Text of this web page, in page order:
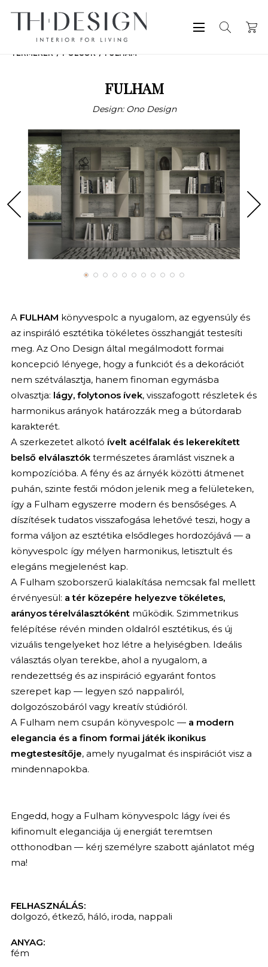
TERMÉKEK POLCOK FULHAM
FULHAM
Design: Ono Design
A FULHAM könyvespolc a nyugalom, az egyensúly és
az inspiráló esztétika tökéletes összhangját testesíti
meg. Az Ono Design által megálmodott formai
koncepció lényege, hogy a funkciót és a dekorációt
nem szétválasztja, hanem finoman egymásba
olvasztja: lágy, folytonos ívek, visszafogott részletek és
harmonikus arányok határozzák meg a bútordarab
karakterét.
A szerkezetet alkotó ívelt acélfalak és lekerekített
belső elválasztóktermészetes áramlást visznek a
kompozícióba. A fény és az árnyék közötti átmenet
puhán, szinte festői módon jelenik meg a felületeken,
így a Fulham egyszerre modern és bensőséges. A
díszítések tudatos visszafogása lehetővé teszi, hogy a
forma váljon az esztétika elsődleges hordozójává — a
könyvespolc így mélyen harmonikus, letisztult és
elegáns megjelenést kap.
A Fulham szoborszerű kialakítása nemcsak fal mellett
érvényesül: a tér közepére helyezve tökéletes,
arányos térelválasztókéntműködik. Szimmetrikus
felépítése révén minden oldalról esztétikus, és új
vizuális tengelyeket hoz létre a helyiségben. Ideális
választás olyan terekbe, ahol a nyugalom, a
rendezettség és az inspiráció egyaránt fontos
szerepet kap — legyen szó nappaliról,
dolgozószobáról vagy kreatív stúdióról.
A Fulham nem csupán könyvespolc — a modern
elegancia és a finom formai játék ikonikus
megtestesítője, amely nyugalmat és inspirációt visz a
mindennapokba.
Engedd, hogy a Fulham könyvespolc lágy ívei és
kifinomult eleganciája új energiát teremtsen
otthonodban — kérj személyre szabott ajánlatot még
ma!
FELHASZNÁLÁS:
dolgozó, étkező, háló, iroda, nappali
ANYAG:
fém